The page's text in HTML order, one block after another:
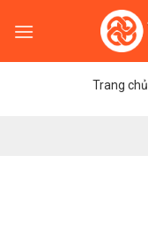
Trang chủ